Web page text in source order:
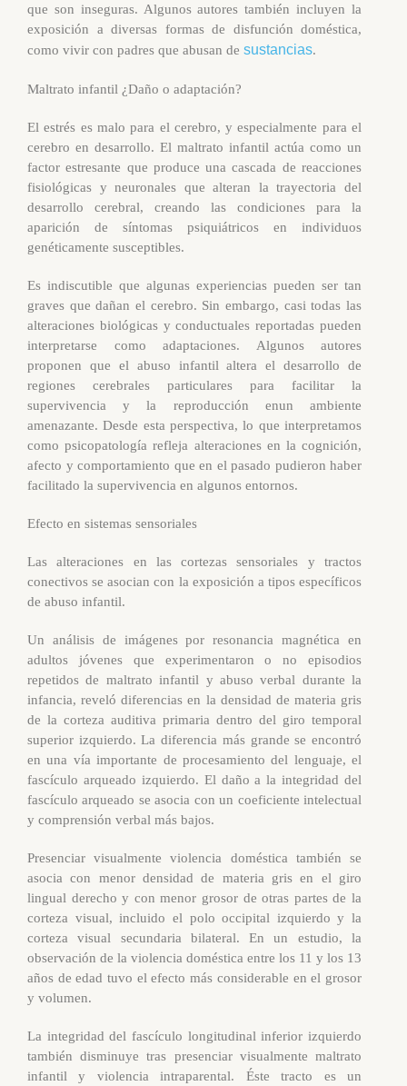
que son inseguras. Algunos autores también incluyen la
exposición a diversas formas de disfunción doméstica,
como vivir con padres que abusan de sustancias.
Maltrato infantil ¿Daño o adaptación?
El estrés es malo para el cerebro, y especialmente para el
cerebro en desarrollo. El maltrato infantil actúa como un
factor estresante que produce una cascada de reacciones
fisiológicas y neuronales que alteran la trayectoria del
desarrollo cerebral, creando las condiciones para la
aparición de síntomas psiquiátricos en individuos
genéticamente susceptibles.
Es indiscutible que algunas experiencias pueden ser tan
graves que dañan el cerebro. Sin embargo, casi todas las
alteraciones biológicas y conductuales reportadas pueden
interpretarse como adaptaciones. Algunos autores
proponen que el abuso infantil altera el desarrollo de
regiones cerebrales particulares para facilitar la
supervivencia y la reproducción enun ambiente
amenazante. Desde esta perspectiva, lo que interpretamos
como psicopatología refleja alteraciones en la cognición,
afecto y comportamiento que en el pasado pudieron haber
facilitado la supervivencia en algunos entornos.
Efecto en sistemas sensoriales
Las alteraciones en las cortezas sensoriales y tractos
conectivos se asocian con la exposición a tipos específicos
de abuso infantil.
Un análisis de imágenes por resonancia magnética en
adultos jóvenes que experimentaron o no episodios
repetidos de maltrato infantil y abuso verbal durante la
infancia, reveló diferencias en la densidad de materia gris
de la corteza auditiva primaria dentro del giro temporal
superior izquierdo. La diferencia más grande se encontró
en una vía importante de procesamiento del lenguaje, el
fascículo arqueado izquierdo. El daño a la integridad del
fascículo arqueado se asocia con un coeficiente intelectual
y comprensión verbal más bajos.
Presenciar visualmente violencia doméstica también se
asocia con menor densidad de materia gris en el giro
lingual derecho y con menor grosor de otras partes de la
corteza visual, incluido el polo occipital izquierdo y la
corteza visual secundaria bilateral. En un estudio, la
observación de la violencia doméstica entre los 11 y los 13
años de edad tuvo el efecto más considerable en el grosor
y volumen.
La integridad del fascículo longitudinal inferior izquierdo
también disminuye tras presenciar visualmente maltrato
infantil y violencia intraparental. Éste tracto es un